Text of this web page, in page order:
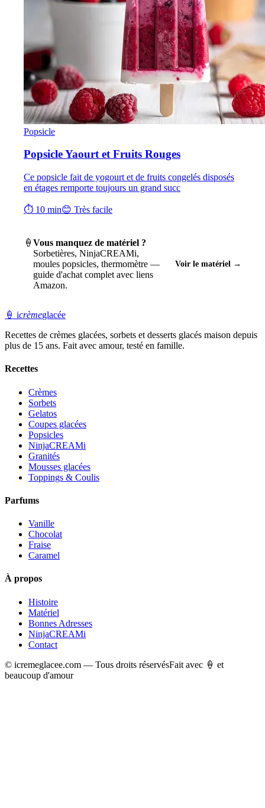
Popsicle
Popsicle Yaourt et Fruits Rouges
Ce popsicle fait de yogourt et de fruits congelés disposés
en étages remporte toujours un grand succ
⏱ 10 min😊 Très facile
🍦 Vous manquez de matériel ?
Sorbetières, NinjaCREAMi,
moules popsicles, thermomètre —
guide d'achat complet avec liens
Amazon.
Voir le matériel →
🍦 icrèmeglacée
Recettes de crèmes glacées, sorbets et desserts glacés maison depuis
plus de 15 ans. Fait avec amour, testé en famille.
Recettes
Crèmes
Sorbets
Gelatos
Coupes glacées
Popsicles
NinjaCREAMi
Granités
Mousses glacées
Toppings & Coulis
Parfums
Vanille
Chocolat
Fraise
Caramel
À propos
Histoire
Matériel
Bonnes Adresses
NinjaCREAMi
Contact
© icremeglacee.com — Tous droits réservésFait avec 🍦 et
beaucoup d'amour